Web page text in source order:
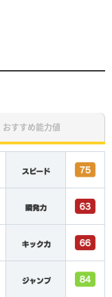
おすすめ能力値